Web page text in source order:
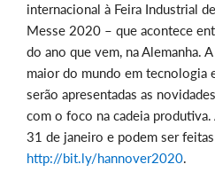
internacional à Feira Industrial
Messe 2020 – que acontece
do ano que vem, na Alemanha.
maior do mundo em tecnologia
serão apresentadas as
com o foco na cadeia
31 de janeiro e podem ser
http://bit.ly/hannover2020.